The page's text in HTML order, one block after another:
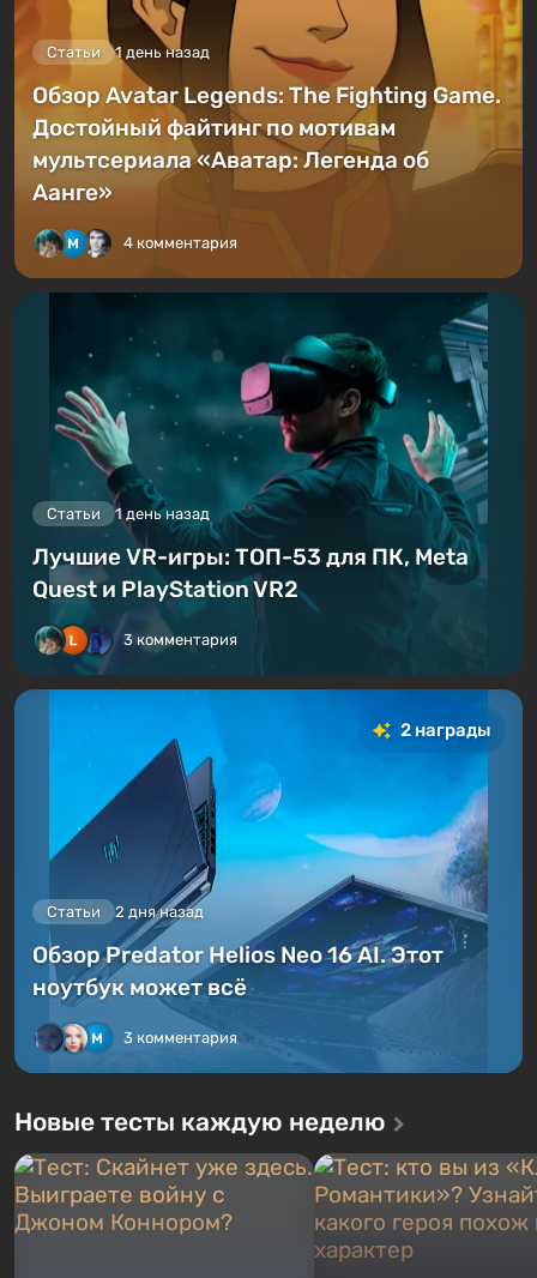
Статьи 1 день назад
Обзор Avatar Legends: The Fighting Game.
Достойный файтинг по мотивам
мультсериала «Аватар: Легенда об
Аанге»
4 комментария
Статьи 1 день назад
Лучшие VR-игры: ТОП-53 для ПК, Meta
Quest и PlayStation VR2
3 комментария
2 награды
Статьи 2 дня назад
Обзор Predator Helios Neo 16 AI. Этот
ноутбук может всё
3 комментария
Новые тесты каждую неделю